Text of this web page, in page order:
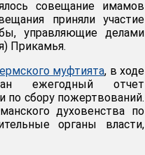
совещание имамов
приняли участие
управляющие делами
Прикамья.
муфтията, в ходе
ежегодный отчет
сбору пожертвований.
духовенства по
органы власти,